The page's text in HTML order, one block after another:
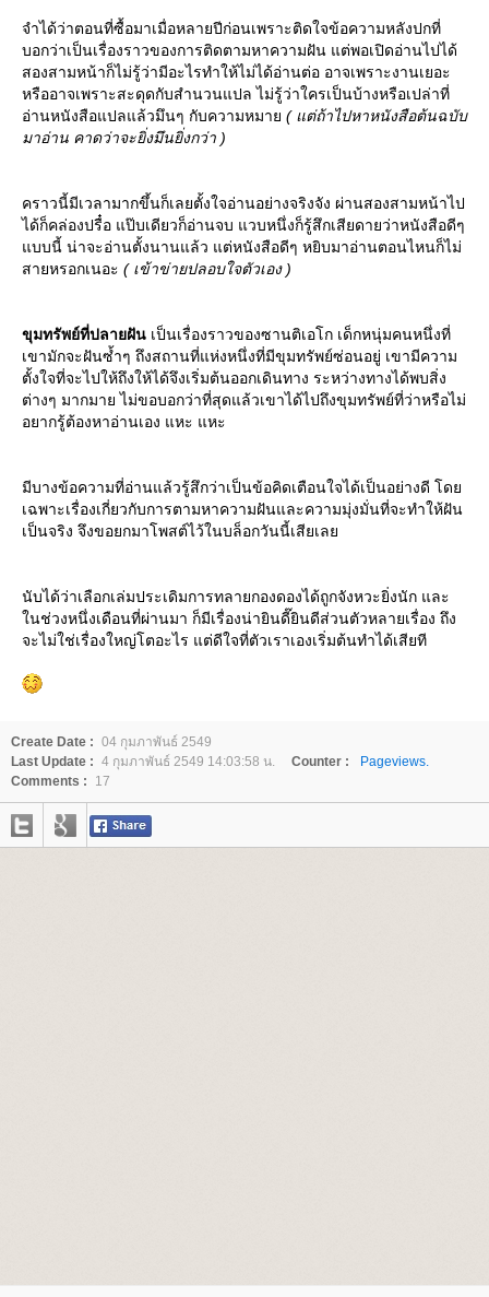
จำได้ว่าตอนที่ซื้อมาเมื่อหลายปีก่อนเพราะติดใจข้อความหลังปกที่
บอกว่าเป็นเรื่องราวของการติดตามหาความฝัน แต่พอเปิดอ่านไปได้
สองสามหน้าก็ไม่รู้ว่ามีอะไรทำให้ไม่ได้อ่านต่อ อาจเพราะงานเยอะ
หรืออาจเพราะสะดุดกับสำนวนแปล ไม่รู้ว่าใครเป็นบ้างหรือเปล่าที่
อ่านหนังสือแปลแล้วมึนๆ กับความหมา ( แต่ถ้าไปหาหนังสือต้นฉบับ
มาอ่าน คาดว่าจะยิ่งมึนยิ่งกว่า )
คราวนี้มีเวลามากขึ้นก็เลยตั้งใจอ่านอย่างจริงจัง ผ่านสองสามหน้าไป
ได้ก็คล่องปรื๋อ แป๊บเดียวก็อ่านจบ แวบหนึ่งก็รู้สึกเสียดายว่าหนังสือดีๆ
บบนี้ น่าจะอ่านตั้งนานแล้ว แต่หนังสือดีๆ หยิบมาอ่านตอนไหนก็ไม่
สายหรอกเนอะ ( เข้าข่ายปลอบใจตัวเอง )
ขุมทรัพย์ที่ปลายฝัน เป็นเรื่องราวของซานติเอโก เด็กหนุ่มคนหนึ่งที่
เขามักจะฝันซ้ำๆ ถึงสถานที่แห่งหนึ่งที่มีขุมทรัพย์ซ่อนอยู่ เขามีความ
ตั้งใจที่จะไปให้ถึงให้ได้จึงเริ่มต้นออกเดินทาง ระหว่างทางได้พบสิ่ง
ต่างๆ มากมาย ไม่ขอบอกว่าที่สุดแล้วเขาได้ไปถึงขุมทรัพย์ที่ว่าหรือไม่
อยากรู้ต้องหาอ่านเอง แหะ แหะ
มีบางข้อความที่อ่านแล้วรู้สึกว่าเป็นข้อคิดเตือนใจได้เป็นอย่างดี โด
เฉพาะเรื่องเกี่ยวกับการตามหาความฝันและความมุ่งมั่นที่จะทำให้ฝัน
เป็นจริง จึงขอยกมาโพสต์ไว้ในบล็อกวันนี้เสียเล
นับได้ว่าเลือกเล่มประเดิมการทลายกองดองได้ถูกจังหวะยิ่งนัก และ
นช่วงหนึ่งเดือนที่ผ่านมา ก็มีเรื่องน่ายินดี๊ยินดีส่วนตัวหลายเรื่อง ถึง
จะไม่ใช่เรื่องใหญ่โตอะไร แต่ดีใจที่ตัวเราเองเริ่มต้นทำได้เสียที
Create Date : 04 กุมภาพันธ์ 2549
Last Update : 4 กุมภาพันธ์ 2549 14:03:58 น. Counter :
Pageviews.
Comments :
17